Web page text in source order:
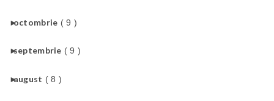
►
octombrie ( 9 )
►
septembrie ( 9 )
►
august ( 8 )